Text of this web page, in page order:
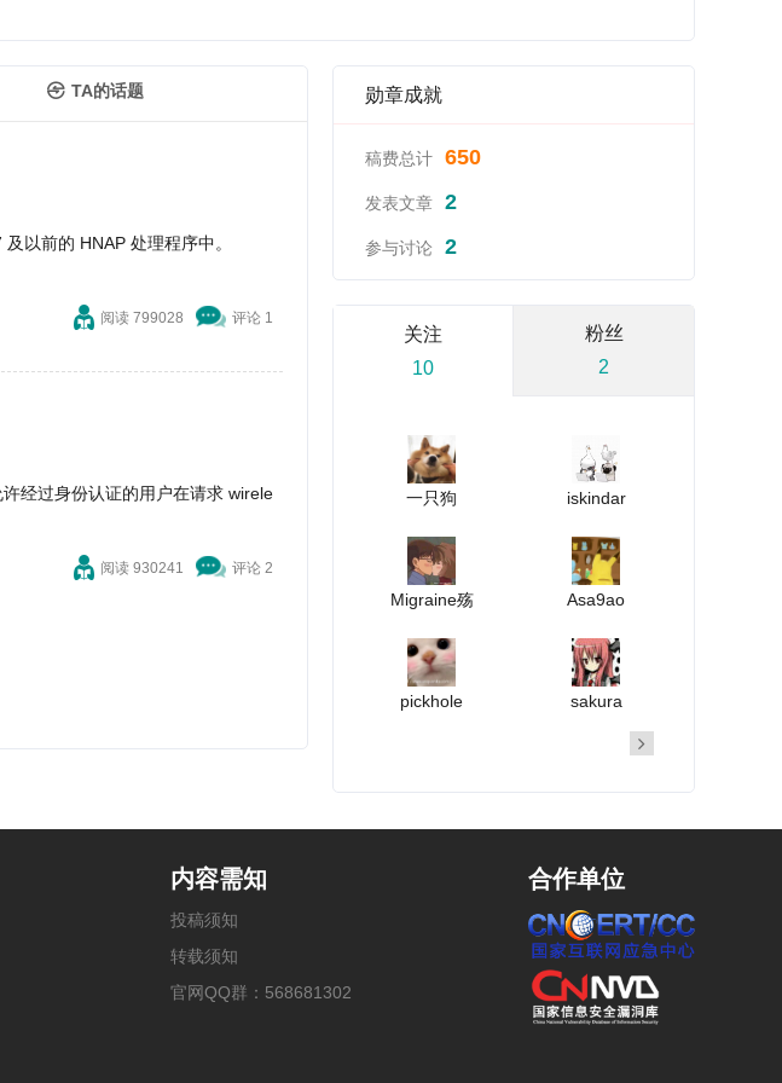
TA的话题
以前的 HNAP 处理程序中。
阅读 799028 评论 1
经过身份认证的用户在请求 wirele
阅读 930241 评论 2
勋章成就
稿费总计 650
发表文章 2
参与讨论 2
关注
10
粉丝
2
一只狗 iskindar
Migraine殇 Asa9ao
pickhole sakura
内容需知
投稿须知
转载须知
官网QQ群：568681302
合作单位